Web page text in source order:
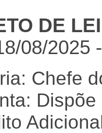
DE
08/2025
Chefe